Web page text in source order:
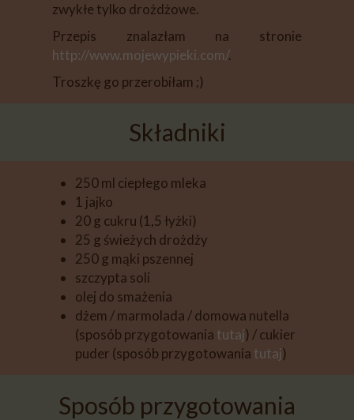
zwykłe tylko drożdżowe.
Przepis znalazłam na stronie
http://www.mojewypieki.com/.
Troszkę go przerobiłam ;)
Składniki
250 ml ciepłego mleka
1 jajko
20 g cukru (1,5 łyżki)
25 g świeżych drożdży
250 g mąki pszennej
szczypta soli
olej do smażenia
dżem / marmolada / domowa nutella
(sposób przygotowania tutaj) / cukier
puder (sposób przygotowania tutaj)
Sposób przygotowania